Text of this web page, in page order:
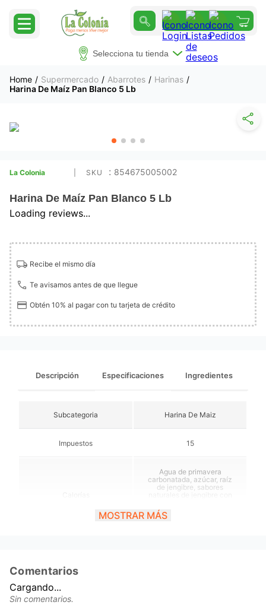
Selecciona tu tienda
Supermercado Abarrotes
Harinas
Harina De Maíz Pan Blanco 5 Lb
La Colonia : 854675005002
Harina De Maíz Pan Blanco 5 Lb
Loading reviews...
Recibe el mismo día
Te avisamos antes de que llegue
Obtén 10% al pagar con tu tarjeta de crédito
Descripción Especificaciones Ingredientes
Subcategoria Harina De Maiz
Impuestos 15
Agua de primavera
carbonatada, azúcar, raíz
de jengibre, sabores
ácido tartárico, ácido
MOSTRAR MÁS
Comentarios
Cargando...
Sin comentarios.